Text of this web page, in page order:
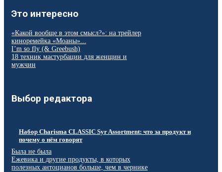
Это интересно
«Какой вообще в этом смысл?»: на трейлер
киноремейка «Моаны»...
I’m so fly (& Greebush)
18 техник мастурбации для женщин и
мужчин
Выбор редактора
Набор Charisma CLASSIC Syr Assortment: что за продукт и
почему о нём говорят
Была не была
Ежевика и другие продукты, в которых
полезных антоцианов больше, чем в чернике